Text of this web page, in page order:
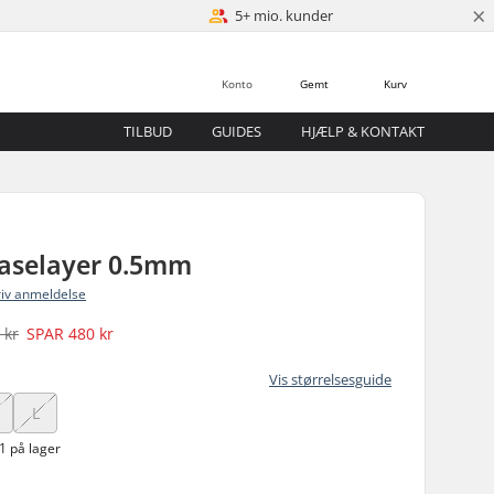
5+ mio. kunder ×
Kurv
Gemt
Konto
TILBUD GUIDES HJÆLP & KONTAKT
0.5mm
anmeldelse
kr SPAR480 kr
Vis størrelsesguide
L
på lager